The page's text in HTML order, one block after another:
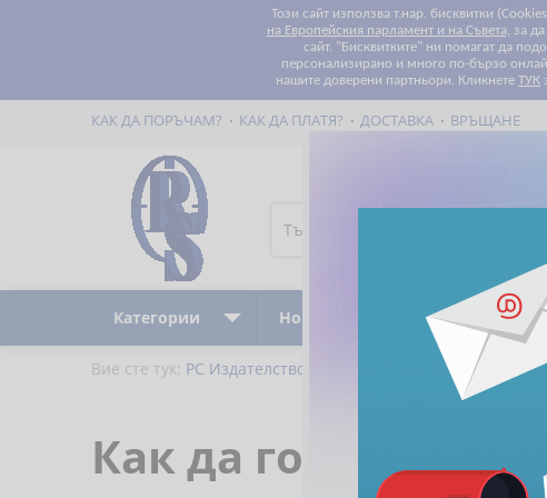
Този сайт използва т.нар. бисквитки
на Европейския парламент и на Съвета, за
сайт. "Бисквитките" ни помагат да
персонализирано и много по-бързо
нашите доверени партньори. Кликнете ТУК
КАК ДА ПОРЪЧАМ? КАК ДА ПЛАТЯ? ДОСТАВКА ВРЪЩАНЕ
Категории Ново Бестселъри
Вие сте тук: РС Издателство и Бизнес Консултации За
Как да говорим,